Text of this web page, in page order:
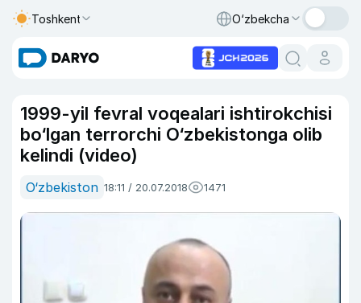
Toshkent O‘zbekcha
1999-yil fevral voqealari ishtirokchisi
bo‘lgan terrorchi O‘zbekistonga olib
kelindi (video)
O‘zbekiston 18:11 / 20.07.2018 1471